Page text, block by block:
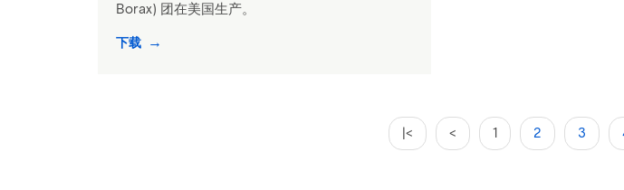
Borax) 团在美国生产。
下载
|< < 1 2 3